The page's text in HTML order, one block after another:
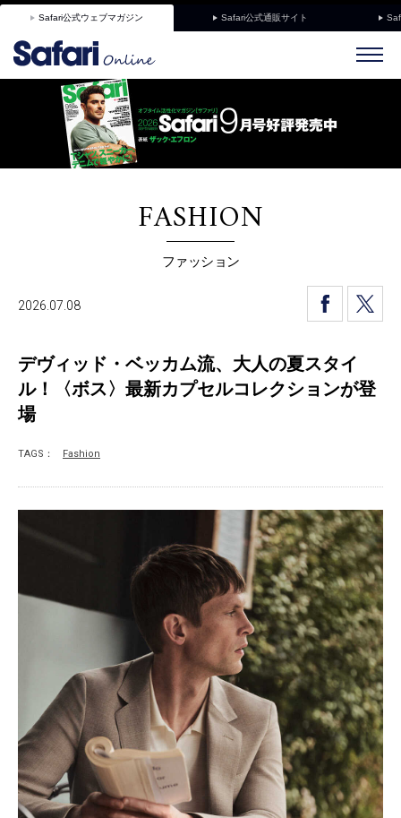
Safari公式ウェブマガジン Safari公式通販サイト
FASHION
ファッション
2026.07.08
デヴィッド・ベッカム流、大人の夏スタイ
ル！〈ボス〉最新カプセルコレクションが登
場
TAGS： Fashion